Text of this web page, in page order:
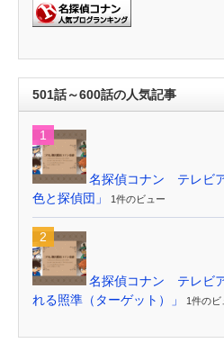
501話～600話の人気記事
名探偵コナン テレビ
色と探偵団」
1件のビュー
名探偵コナン テレビ
れる照準（ターゲット）」
1件のビ